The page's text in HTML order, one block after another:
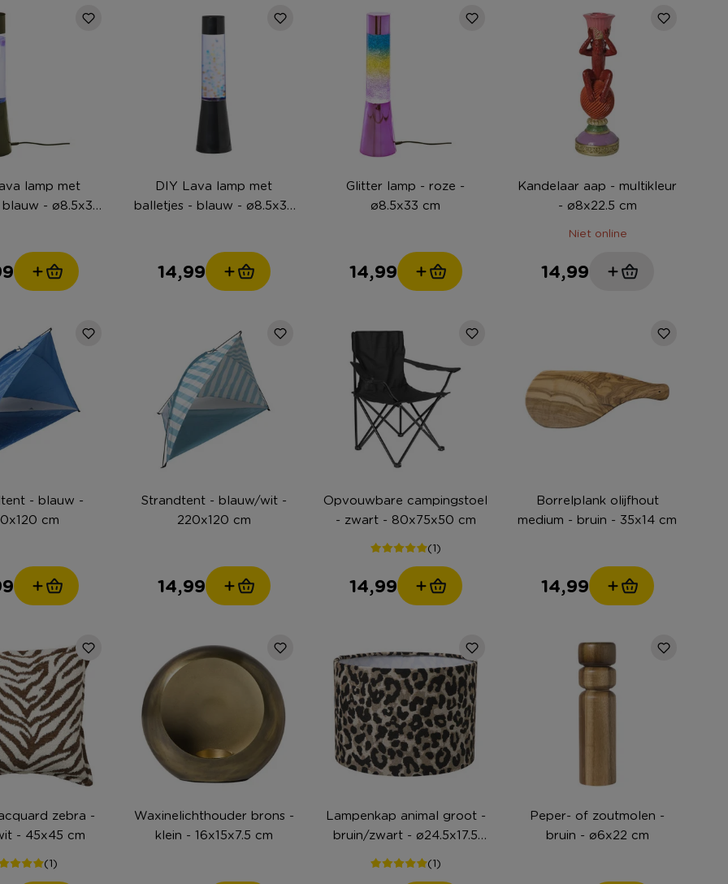
lamp met
- ø8.5x33
DIY Lava lamp met
balletjes - blauw - ø8.5x33
14,99
Glitter lamp - roze -
ø8.5x33 cm
14,99
Kandelaar aap - multikleur
- ø8x22.5 cm
Niet online
14,99
- blauw -
cm
Strandtent - blauw/wit -
220x120 cm
14,99
Opvouwbare campingstoel
- zwart - 80x75x50 cm
(1)
14,99
Borrelplank olijfhout
medium - bruin - 35x14 cm
14,99
zebra -
- 45x45 cm
(1)
Waxinelichthouder brons -
klein - 16x15x7.5 cm
Lampenkap animal groot -
bruin/zwart - ø24.5x17.5
cm
(1)
Peper- of zoutmolen -
bruin - ø6x22 cm